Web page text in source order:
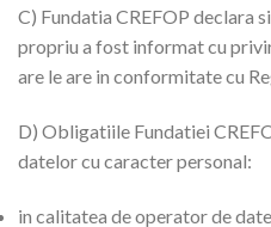
C) Fundatia CREFOP declara
propriu a fost informat cu
are le are in conformitate cu
D) Obligatiile Fundatiei
datelor cu caracter personal:
in calitatea de operator de